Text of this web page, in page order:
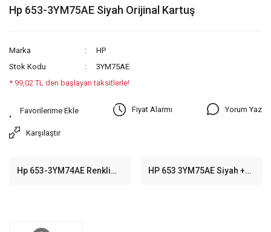
Hp 653-3YM75AE Siyah Orijinal Kartuş
Marka
HP
Stok Kodu
3YM75AE
* 99,02 TL den başlayan taksitlerle!
Fiyat Alarmı Yorum Yaz
Karşılaştır
Hp 653-3YM74AE Renkli
HP 653 3YM75AE Siyah +